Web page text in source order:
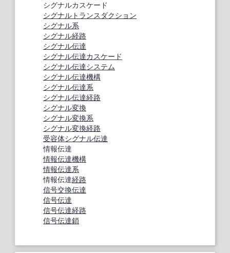
シグナルカスケード
シグナルトランスダクション
シグナル系
シグナル経路
シグナル伝達
シグナル伝達カスケード
シグナル伝達システム
シグナル伝達機構
シグナル伝達系
シグナル伝達経路
シグナル変換
シグナル変換系
シグナル変換経路
受容体シグナル伝達
情報伝達
情報伝達機構
情報伝達系
情報伝達経路
信号交換伝達
信号伝達
信号伝達経路
信号伝達鎖